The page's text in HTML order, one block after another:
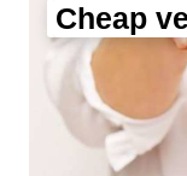
Cheap